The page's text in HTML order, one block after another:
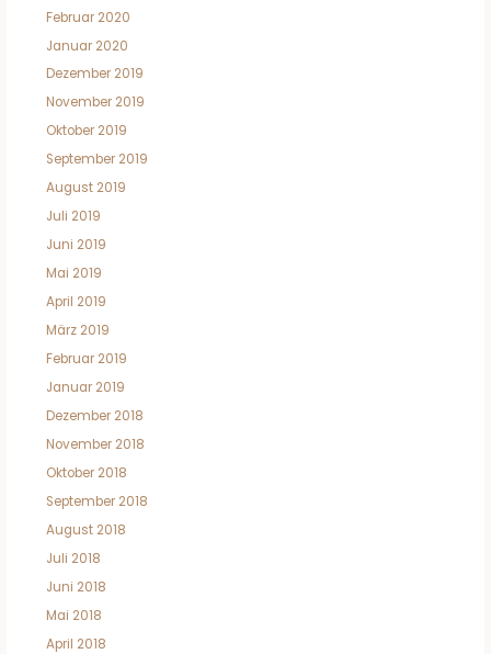
Februar 2020
Januar 2020
Dezember 2019
November 2019
Oktober 2019
September 2019
August 2019
Juli 2019
Juni 2019
Mai 2019
April 2019
März 2019
Februar 2019
Januar 2019
Dezember 2018
November 2018
Oktober 2018
September 2018
August 2018
Juli 2018
Juni 2018
Mai 2018
April 2018